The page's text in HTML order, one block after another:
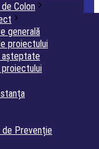
Colon
generală
proiectului
așteptate
de Prevenție